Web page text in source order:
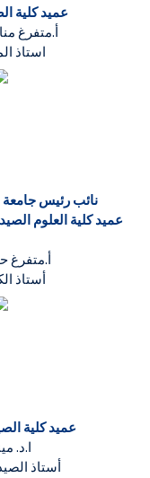
عميد كلية
أ.متفرغ
استاذ
نائب رئيس جامعة
عميد كلية العلوم
أ.متفرغ
أستاذ
عميد كلية
ا.د.
أستاذ